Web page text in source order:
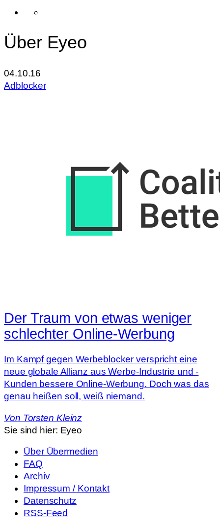
Über Eyeo
04.10.16
Adblocker
Der Traum von etwas weniger
schlechter Online-Werbung
Im Kampf gegen Werbeblocker verspricht eine
neue globale Allianz aus Werbe-Industrie und -
Kunden bessere Online-Werbung. Doch was das
genau heißen soll, weiß niemand.
Von Torsten Kleinz
Sie sind hier: Eyeo
Über Übermedien
FAQ
Archiv
Impressum / Kontakt
Datenschutz
RSS-Feed